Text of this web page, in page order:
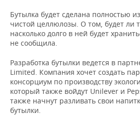
КОМУ ПРИНАДЛЕЖАТ
ТОРГОВЫЕ ЦЕНТРЫ
ТАТАРСТАНА
БЮДЖЕТ
АГРОПРОМ
МАШИНОСТРОЕНИЕ
НЕФТЕХИМИЯ
НЕФТЬ
ОПК
НОВОСТИ АВТО
БИЗНЕС
РОЗНИЧНАЯ ТОРГОВЛЯ
ТРАНСПОРТ
НОВОСТИ ТЕХНОЛОГИЙ
IT
МЕРОПРИЯТИЯ
НОВОСТИ МЕРОПРИЯТИЙ
СПОРТ
Бутылка будет сделана полностью
чистой целлюлозы. О том, будет ли
насколько долго в ней будет
не сообщила.
Разработка бутылки ведется в
Limited. Компания хочет создать
консорциум по производству
который также войдут Unilever и
также начнут разливать свои
бутылки.